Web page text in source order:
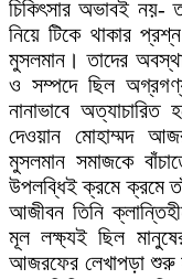
চিকিৎসার অভাবই নয়-
নিয়ে টিকে থাকার
মুসলমান। তাদের
ও সম্পদে ছিল
নানাভাবে
দেওয়ান মোহাম্মদ
মুসলমান সমাজকে
উপলব্ধিই ক্রমে ক্রমে
আজীবন তিনি
মূল লক্ষ্যই ছিল
আজরফের লেখাপড়া শুরু